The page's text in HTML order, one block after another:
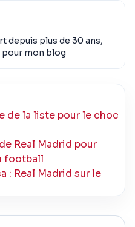
depuis plus de 30 ans,
mon blog
de la liste pour le choc
Real Madrid pour
football
: Real Madrid sur le